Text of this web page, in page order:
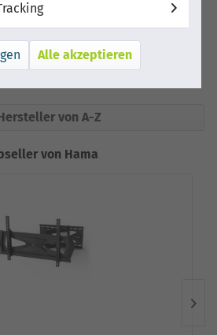
Alle akzeptieren
von A-Z
von Hama